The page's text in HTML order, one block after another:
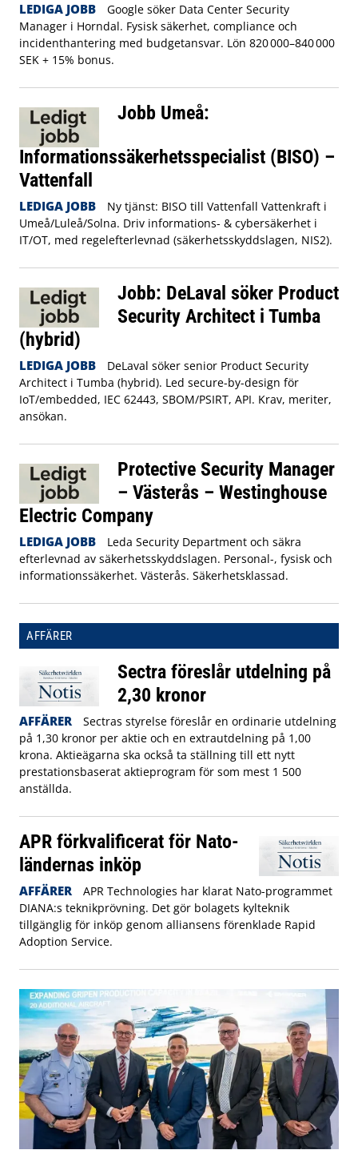
LEDIGA JOBB
Google söker Data Center Security
Manager i Horndal. Fysisk säkerhet, compliance och
incidenthantering med budgetansvar. Lön 820 000–840 000
SEK + 15% bonus.
Jobb Umeå:
Informationssäkerhetsspecialist (BISO) –
Vattenfall
LEDIGA JOBB
Ny tjänst: BISO till Vattenfall Vattenkraft i
Umeå/Luleå/Solna. Driv informations- & cybersäkerhet i
IT/OT, med regelefterlevnad (säkerhetsskyddslagen, NIS2).
Jobb: DeLaval söker Product
Security Architect i Tumba
(hybrid)
LEDIGA JOBB
DeLaval söker senior Product Security
Architect i Tumba (hybrid). Led secure-by-design för
IoT/embedded, IEC 62443, SBOM/PSIRT, API. Krav, meriter,
ansökan.
Protective Security Manager
– Västerås – Westinghouse
Electric Company
LEDIGA JOBB
Leda Security Department och säkra
efterlevnad av säkerhetsskyddslagen. Personal-, fysisk och
informationssäkerhet. Västerås. Säkerhetsklassad.
AFFÄRER
Sectra föreslår utdelning på
2,30 kronor
AFFÄRER
Sectras styrelse föreslår en ordinarie utdelning
på 1,30 kronor per aktie och en extrautdelning på 1,00
krona. Aktieägarna ska också ta ställning till ett nytt
prestationsbaserat aktieprogram för som mest 1 500
anställda.
APR förkvalificerat för Nato-
ländernas inköp
AFFÄRER
APR Technologies har klarat Nato-programmet
DIANA:s teknikprövning. Det gör bolagets kylteknik
tillgänglig för inköp genom alliansens förenklade Rapid
Adoption Service.